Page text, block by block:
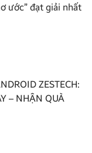
ước” đạt giải nhất
ZESTECH:
– NHẬN QUÀ